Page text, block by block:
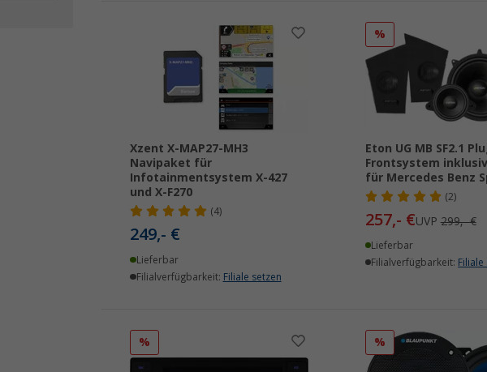
Xzent X-MAP27-MH3
Navipaket für
Infotainmentsystem X-427
und X-F270
(4)
249,- €
Lieferbar
Filialverfügbarkeit: Filiale setzen
%
Eton UG MB SF2.1
Frontsystem
für Mercedes Benz
(2)
257,- €UVP299,- €
Lieferbar
Filialverfügbarkeit: Filiale
% %